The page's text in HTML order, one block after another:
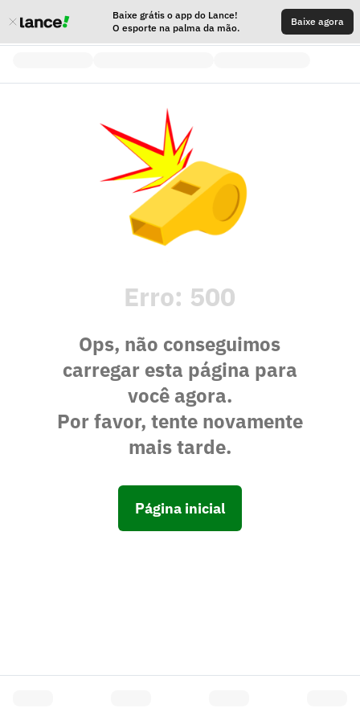
Baixe grátis o app do Lance!
O esporte na palma da mão.
Baixe agora
Erro: 500
Ops, não conseguimos
carregar esta página para
você agora.
Por favor, tente novamente
mais tarde.
Página inicial